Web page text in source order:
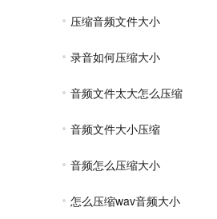
压缩音频文件大小
录音如何压缩大小
音频文件太大怎么压缩
音频文件大小压缩
音频怎么压缩大小
怎么压缩wav音频大小